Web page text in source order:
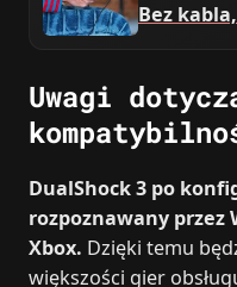
Bez
Uwagi
DualShock 3 po
rozpoznawany
Xbox. Dzięki temu
większości gier